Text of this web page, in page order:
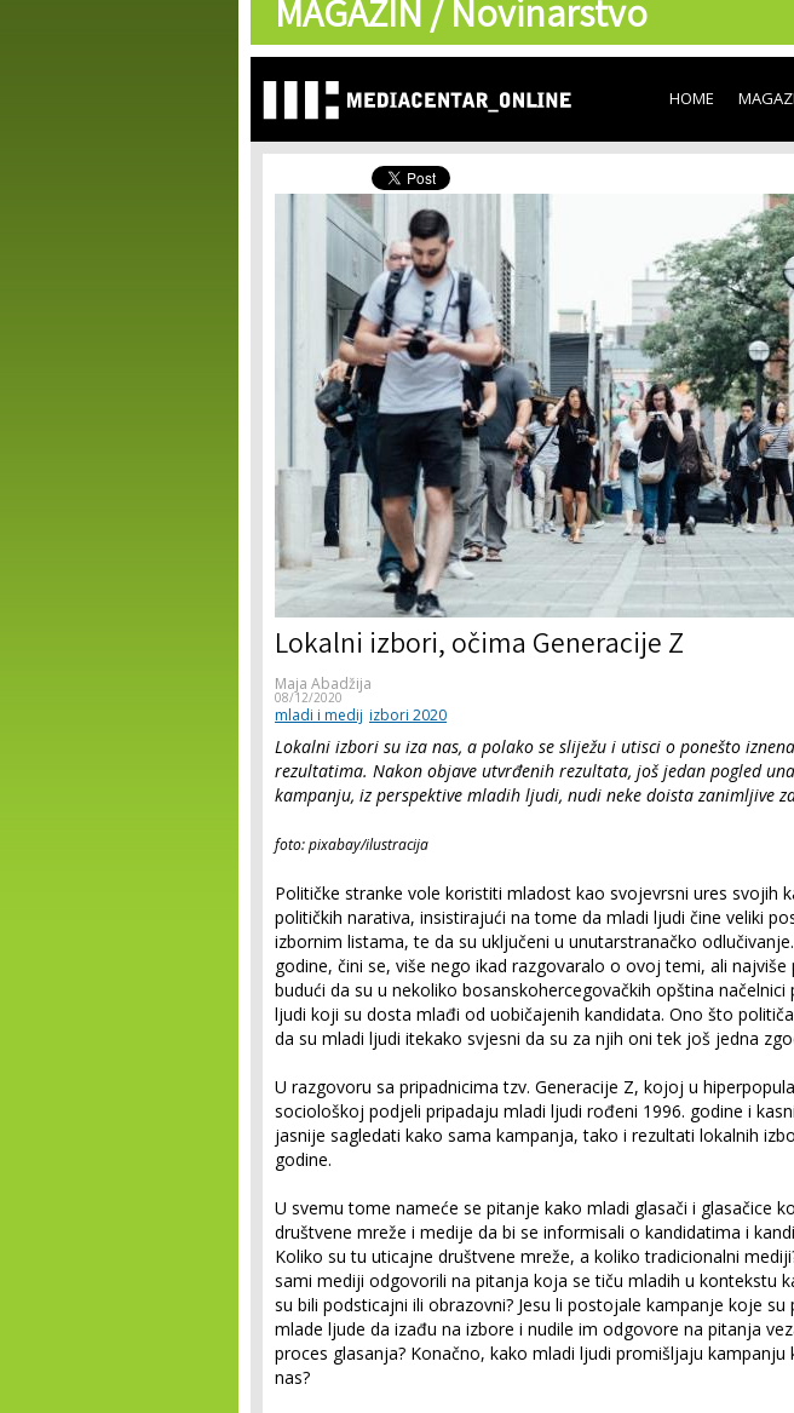
content
MAGAZIN /Novinarstvo
HOME
Lokalni izbori, očima Generacije Z
Maja Abadžija
08/12/2020
mladi i medij izbori 2020
Lokalni izbori su iza nas, a polako se sliježu i utisci o ponešto
rezultatima. Nakon objave utvrđenih rezultata, još jedan pogled
kampanju, iz perspektive mladih ljudi, nudi neke doista zanimljive
foto: pixabay/ilustracija
Političke stranke vole koristiti mladost kao svojevrsni ures svojih
političkih narativa, insistirajući na tome da mladi ljudi čine veliki
izbornim listama, te da su uključeni u unutarstranačko
godine, čini se, više nego ikad razgovaralo o ovoj temi, ali najviše
budući da su u nekoliko bosanskohercegovačkih opština načelnici
ljudi koji su dosta mlađi od uobičajenih kandidata. Ono što
da su mladi ljudi itekako svjesni da su za njih oni tek još jedna
U razgovoru sa pripadnicima tzv. Generacije Z, kojoj u
sociološkoj podjeli pripadaju mladi ljudi rođeni 1996. godine i
jasnije sagledati kako sama kampanja, tako i rezultati lokalnih
godine.
U svemu tome nameće se pitanje kako mladi glasači i glasačice
društvene mreže i medije da bi se informisali o kandidatima i
Koliko su tu uticajne društvene mreže, a koliko tradicionalni
sami mediji odgovorili na pitanja koja se tiču mladih u kontekstu
su bili podsticajni ili obrazovni? Jesu li postojale kampanje koje su
mlade ljude da izađu na izbore i nudile im odgovore na pitanja
proces glasanja? Konačno, kako mladi ljudi promišljaju kampanju
nas?